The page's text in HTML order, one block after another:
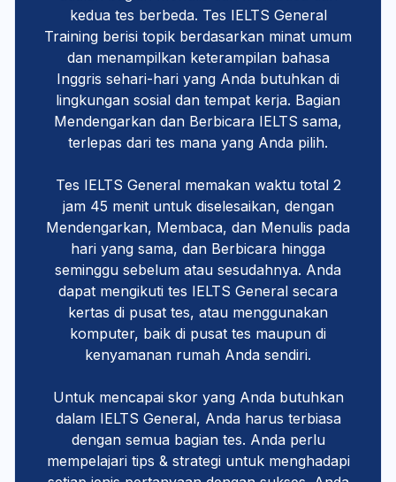
kedua tes berbeda. Tes IELTS General
Training berisi topik berdasarkan minat umum
dan menampilkan keterampilan bahasa
Inggris sehari-hari yang Anda butuhkan di
lingkungan sosial dan tempat kerja. Bagian
Mendengarkan dan Berbicara IELTS sama,
terlepas dari tes mana yang Anda pilih.
Tes IELTS General memakan waktu total 2
jam 45 menit untuk diselesaikan, dengan
Mendengarkan, Membaca, dan Menulis pada
hari yang sama, dan Berbicara hingga
seminggu sebelum atau sesudahnya. Anda
dapat mengikuti tes IELTS General secara
kertas di pusat tes, atau menggunakan
komputer, baik di pusat tes maupun di
kenyamanan rumah Anda sendiri.
Untuk mencapai skor yang Anda butuhkan
dalam IELTS General, Anda harus terbiasa
dengan semua bagian tes. Anda perlu
mempelajari tips & strategi untuk menghadapi